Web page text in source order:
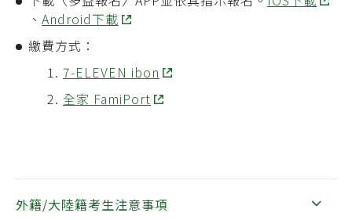
、 Android下載
繳費方式：
7-ELEVEN ibon
全家 FamiPort
外籍/大陸籍考生注意事項